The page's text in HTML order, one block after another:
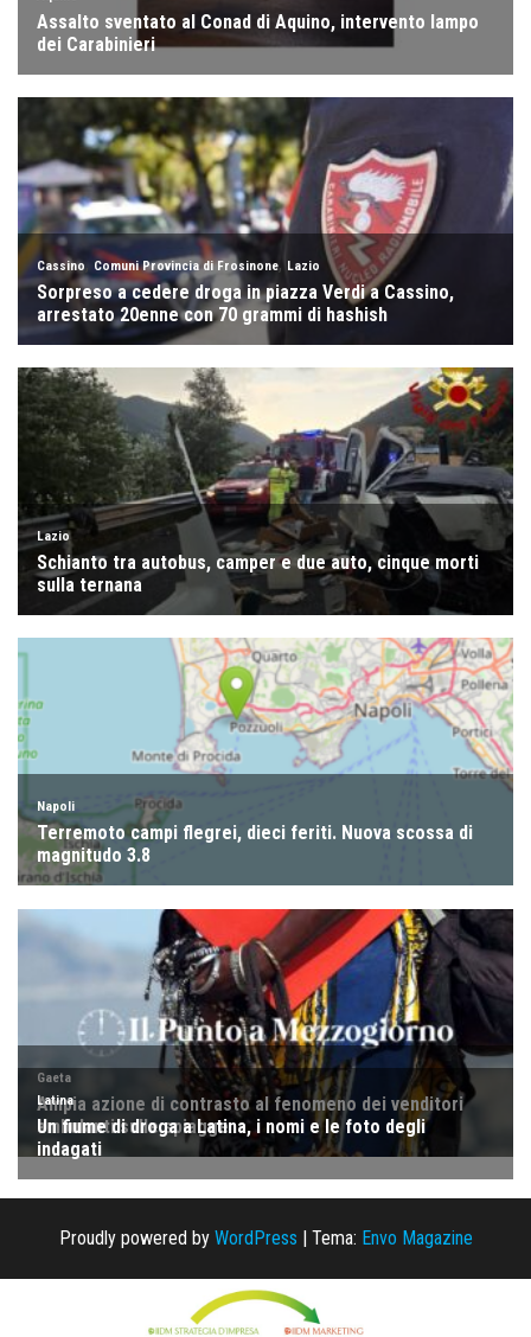
Proudly powered by WordPress | Tema: Envo Magazine